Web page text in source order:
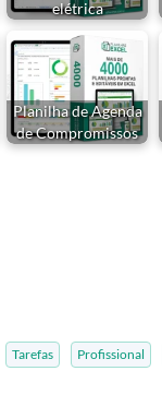
elétrica
Planilha de Agenda
de Compromissos
Tarefas Profissional